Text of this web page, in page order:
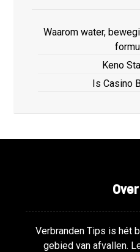
Waarom water,
Keno
Is Casino
Verbranden Tips is hét
gebied van afvallen.